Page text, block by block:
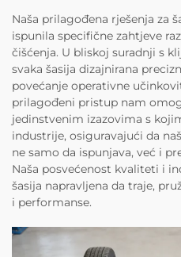
Naša prilagođena rješenja za
ispunila specifične zahtjeve
čišćenja. U bliskoj suradnji s
svaka šasija dizajnirana
povećanje operativne
prilagođeni pristup nam
jedinstvenim izazovima s
industrije, osiguravajući da
ne samo da ispunjava, već i
Naša posvećenost kvaliteti i
šasija napravljena da traje,
i performanse.